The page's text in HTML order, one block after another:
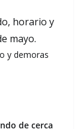
y demoras
de cerca